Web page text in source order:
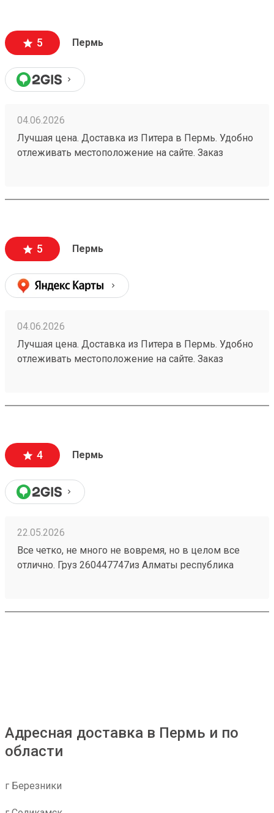
5 Пермь
04.06.2026
Лучшая цена. Доставка из Питера в Пермь. Удобно
отлеживать местоположение на сайте. Заказ
5 Пермь
04.06.2026
Лучшая цена. Доставка из Питера в Пермь. Удобно
отлеживать местоположение на сайте. Заказ
4 Пермь
22.05.2026
Все четко, не много не вовремя, но в целом все
отлично. Груз 260447747из Алматы республика
погрузить . 4 звёзды только за неправильную
Адресная доставка в Пермь и по
области
г Березники